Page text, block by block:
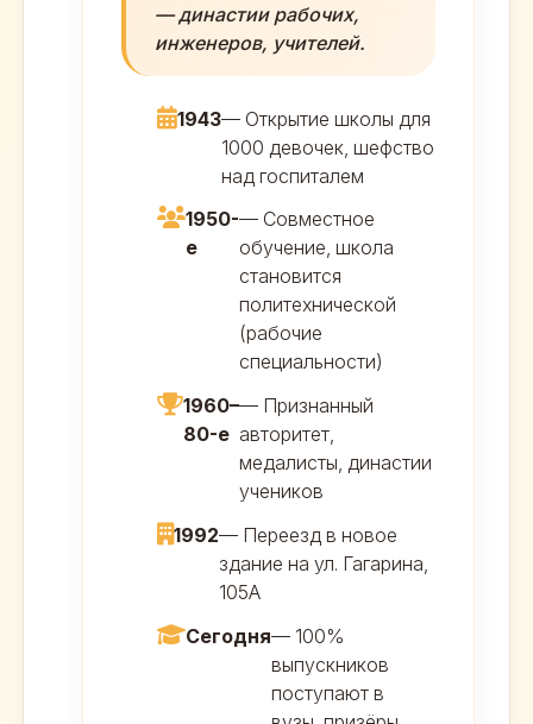
— династии рабочих,
инженеров, учителей.
1943— Открытие школы для
1000 девочек, шефство
над госпиталем
1950-
е
— Совместное
обучение, школа
становится
политехнической
(рабочие
специальности)
1960–
80-е
— Признанный
авторитет,
медалисты, династии
учеников
1992— Переезд в новое
здание на ул. Гагарина,
105А
Сегодня— 100%
выпускников
поступают в